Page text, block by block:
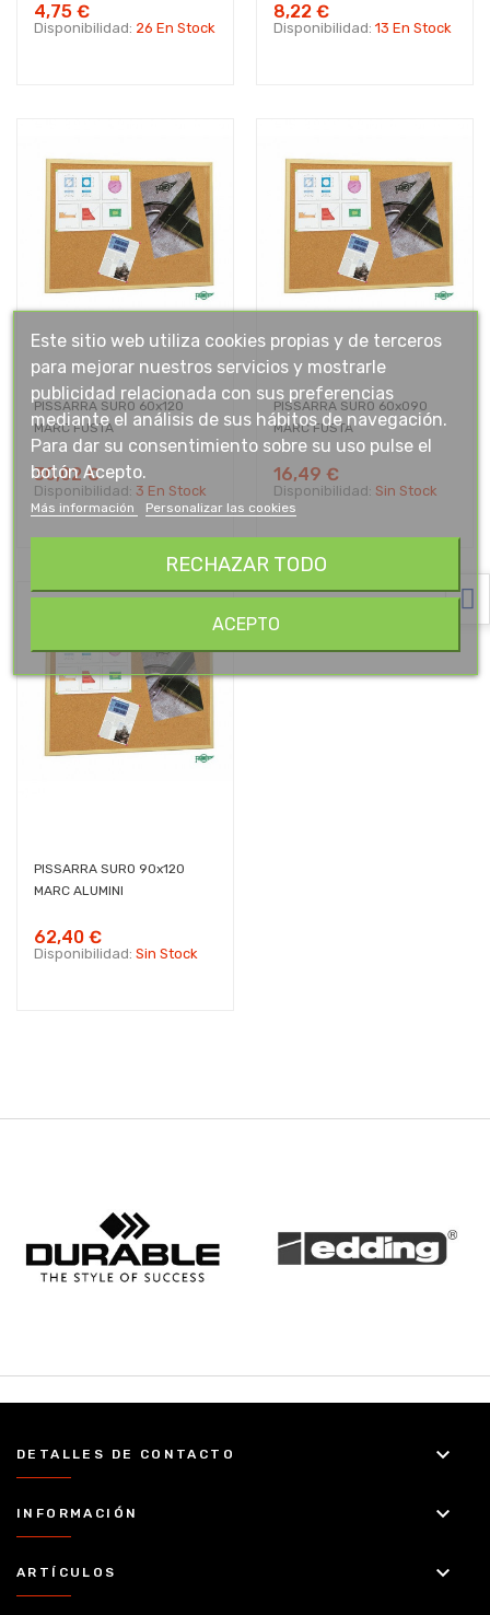
4,75 €
Disponibilidad: 26 En Stock
8,22 €
Disponibilidad: 13 En Stock
PISSARRA SURO 60x120
MARC FUSTA
30,02 €
Disponibilidad: 3 En Stock
PISSARRA SURO 60x090
MARC FUSTA
16,49 €
Disponibilidad: Sin Stock
PISSARRA SURO 90x120
MARC ALUMINI
62,40 €
Disponibilidad: Sin Stock
DETALLES DE CONTACTO keyboard_arrow_down
INFORMACIÓN keyboard_arrow_down
ARTÍCULOS keyboard_arrow_down
Este sitio web utiliza cookies propias y de terceros
para mejorar nuestros servicios y mostrarle
publicidad relacionada con sus preferencias
mediante el análisis de sus hábitos de navegación.
Para dar su consentimiento sobre su uso pulse el
botón Acepto.
Más información Personalizar las cookies
RECHAZAR TODO
ACEPTO